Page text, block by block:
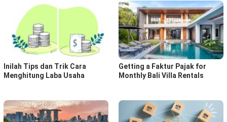
Inilah Tips dan Trik Cara
Menghitung Laba Usaha
Getting a Faktur Pajak for
Monthly Bali Villa Rentals